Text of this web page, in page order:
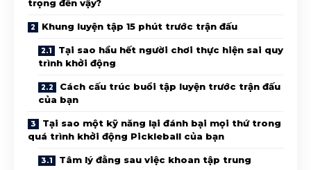
trọng đến vậy?
Khung luyện tập 15 phút trước trận đấu
Tại sao hầu hết người chơi thực hiện sai quy
trình khởi động
Cách cấu trúc buổi tập luyện trước trận đấu
của bạn
Tại sao một kỹ năng lại đánh bại mọi thứ trong
quá trình khởi động Pickleball của bạn
Tâm lý đằng sau việc khoan tập trung